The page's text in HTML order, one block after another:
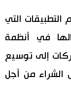
التي
في أنظمة
إلى توسيع
الشراء من أجل